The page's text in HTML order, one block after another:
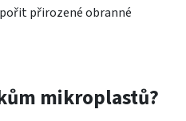
přirozené obranné
mikroplastů?